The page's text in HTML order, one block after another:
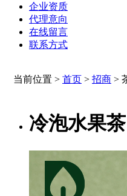
企业资质
代理意向
在线留言
联系方式
当前位置 > 首页 > 招商 >
冷泡水果茶